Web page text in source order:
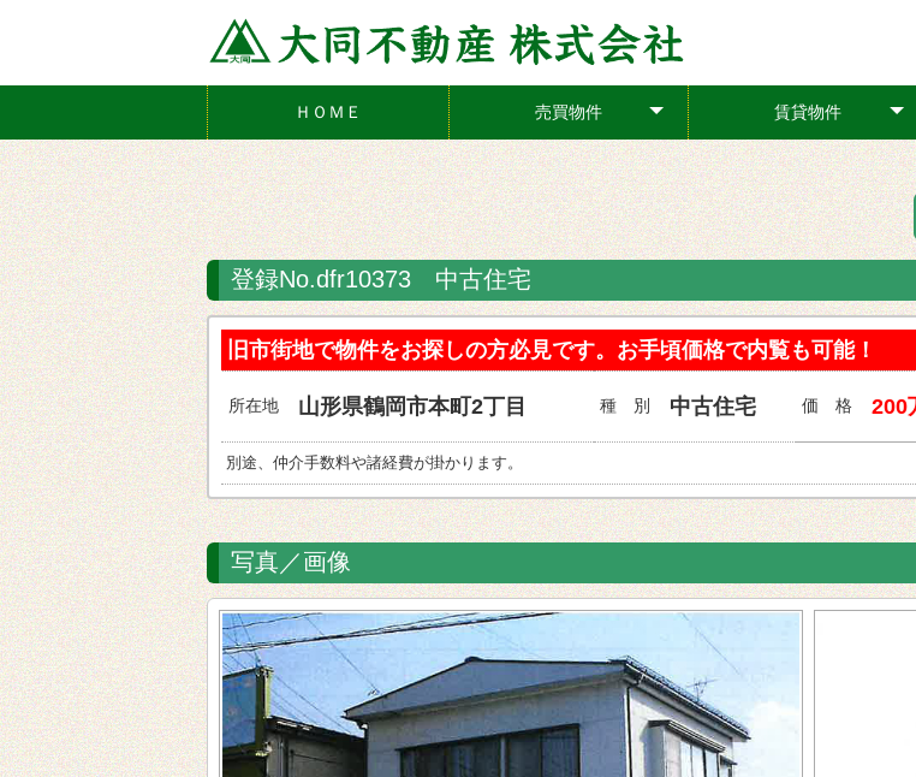
ＨＯＭＥ 売買物件 賃貸物件
登録No.dfr10373 中古住宅
旧市街地で物件をお探しの方必見です。お手頃価格で内覧も可能！
所在地 山形県鶴岡市本町2丁目 種 別 中古住宅 価 格 200
別途、仲介手数料や諸経費が掛かります。
写真／画像